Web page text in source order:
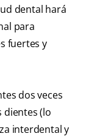
dental hará
para
fuertes y
dos veces
dientes (lo
interdental y